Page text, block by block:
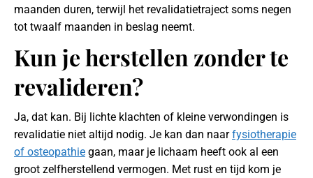
maanden duren, terwijl het revalidatietraject soms negen
tot twaalf maanden in beslag neemt.
Kun je herstellen zonder te
revalideren?
Ja, dat kan. Bij lichte klachten of kleine verwondingen is
revalidatie niet altijd nodig. Je kan dan naarfysiotherapie
of osteopathie gaan, maar je lichaam heeft ook al een
groot zelfherstellend vermogen. Met rust en tijd kom je